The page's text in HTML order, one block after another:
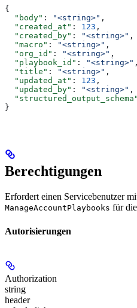
{
  "body"
: "<string>" ,
  "created_at"
: 123 ,
  "created_by"
: "<string>" ,
  "macro"
: "<string>" ,
  "org_id"
: "<string>" ,
  "playbook_id"
: "<string>" ,
  "title"
: "<string>" ,
  "updated_at"
: 123 ,
  "updated_by"
: "<string>" ,
  "structured_output_schema"
}
Berechtigungen
Erfordert einen Servicebenutzer
ManageAccountPlaybooks für
Autorisierungen
Authorization
string
header